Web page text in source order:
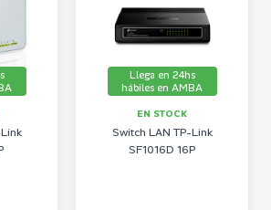
Llega en 24hs
hábiles en AMBA
EN STOCK
Switch LAN TP-Link
SF1016D 16P